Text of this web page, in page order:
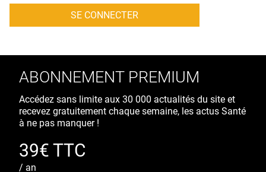
CRÉDITS
ABONNEMENT PREMIUM
Accédez sans limite aux 30 000 actualités du site et
recevez gratuitement chaque semaine, les actus Santé
à ne pas manquer !
39€ TTC
/ an